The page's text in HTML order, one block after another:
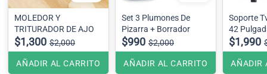
MOLEDOR Y
TRITURADOR DE AJO
$1,300 $2,000
AÑADIR AL CARRITO
Set 3 Plumones De
Pizarra + Borrador
$990 $2,000
AÑADIR AL CARRITO
Soporte
42
$1,990
AÑADIR